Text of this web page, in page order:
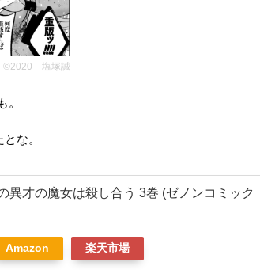
©2020 塩塚誠
。
な。
異才の魔女は殺し合う 3巻 (ゼノンコミック
Amazon 楽天市場